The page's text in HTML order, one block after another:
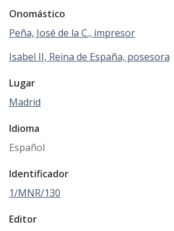
Onomástico
Peña, José de la C., impresor
Isabel II, Reina de España, posesora
Lugar
Madrid
Idioma
Español
Identificador
1/MNR/130
Editor